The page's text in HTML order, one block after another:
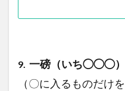
9. 一磅（いち◯◯◯）
（〇に入るものだけを